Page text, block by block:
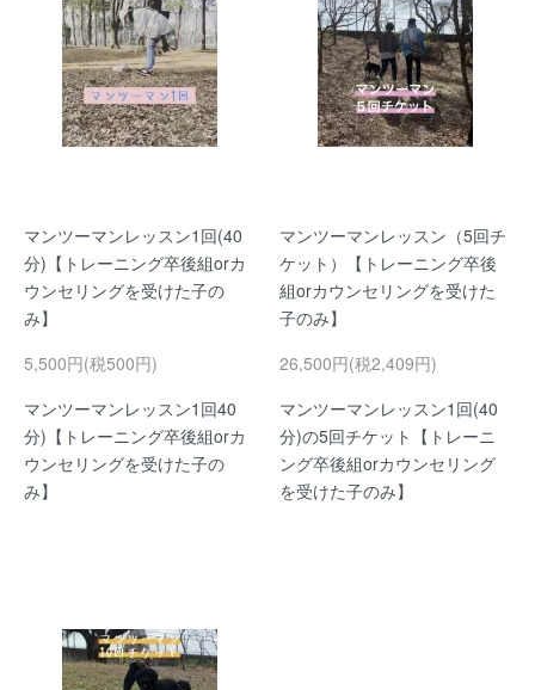
マンツーマンレッスン1回(40
分)【トレーニング卒後組orカ
ウンセリングを受けた子の
み】
5,500円(税500円)
マンツーマンレッスン1回40
分)【トレーニング卒後組orカ
ウンセリングを受けた子の
み】
マンツーマンレッスン（5回チ
ケット）【トレーニング卒後
組orカウンセリングを受けた
子のみ】
26,500円(税2,409円)
マンツーマンレッスン1回(40
分)の5回チケット【トレーニ
ング卒後組orカウンセリング
を受けた子のみ】